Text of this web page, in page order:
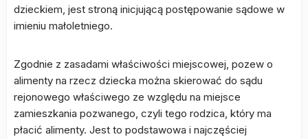
dzieckiem, jest stroną inicjującą postępowanie sądowe w
imieniu małoletniego.
Zgodnie z zasadami właściwości miejscowej, pozew o
alimenty na rzecz dziecka można skierować do sądu
rejonowego właściwego ze względu na miejsce
zamieszkania pozwanego, czyli tego rodzica, który ma
płacić alimenty. Jest to podstawowa i najczęściej